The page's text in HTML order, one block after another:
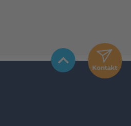
Kontakt